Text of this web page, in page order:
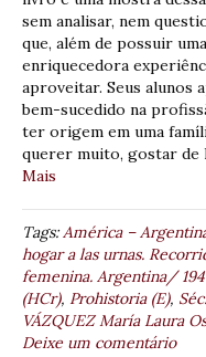
sem analisar, nem
que, além de possuir
enriquecedora
aproveitar. Seus alunos
bem-sucedido na
ter origem em uma
querer muito, gostar de
Mais
Tags:América –
hogar a las urnas.
femenina. Argentina/
(HCr), Prohistoria (E),
VÁZQUEZ María Laura
Deixe um comentário